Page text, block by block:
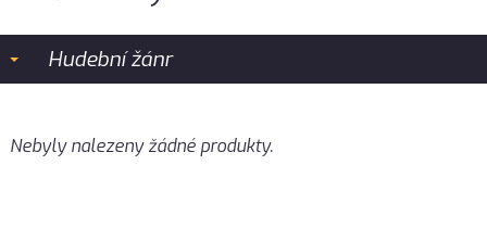
Hudební žánr
Nebyly nalezeny žádné produkty.